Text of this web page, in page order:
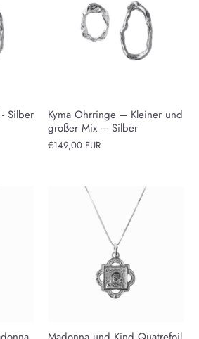
Silber
Kyma Ohrringe – Kleiner und
großer Mix – Silber
€149,00 EUR